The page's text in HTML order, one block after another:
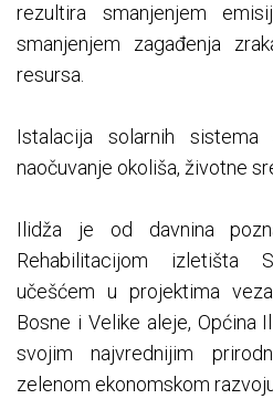
rezultira smanjenjem
smanjenjem zagađenja
resursa.
Istalacija solarnih sistema
naočuvanje okoliša, životne
Ilidža je od davnina
Rehabilitacijom izletišta
učešćem u projektima
Bosne i Velike aleje, Općina
svojim najvrednijim
zelenom ekonomskom